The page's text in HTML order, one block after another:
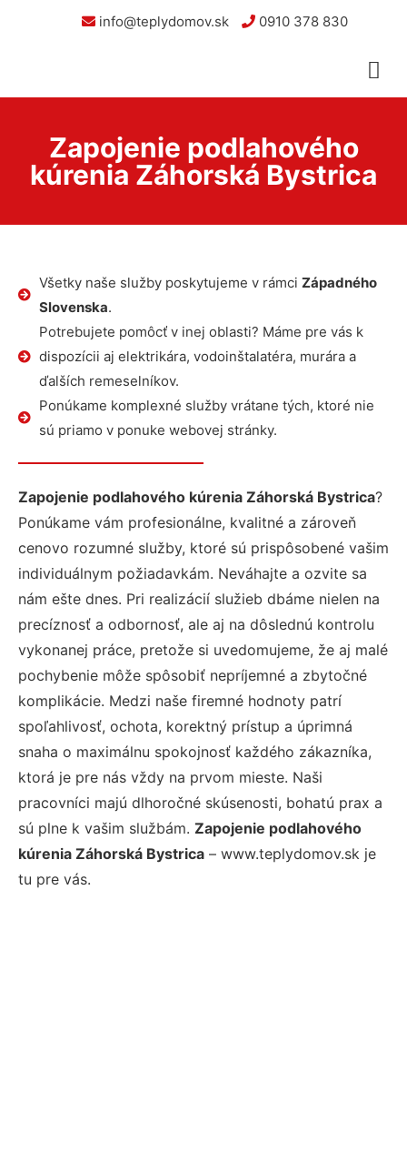
info@teplydomov.sk 0910 378 830
Zapojenie podlahového
kúrenia Záhorská Bystrica
Všetky naše služby poskytujeme v rámci Západného
Slovenska.
Potrebujete pomôcť v inej oblasti? Máme pre vás k
dispozícii aj elektrikára, vodoinštalatéra, murára a
ďalších remeselníkov.
Ponúkame komplexné služby vrátane tých, ktoré nie
sú priamo v ponuke webovej stránky.
Zapojenie podlahového kúrenia Záhorská Bystrica?
Ponúkame vám profesionálne, kvalitné a zároveň
cenovo rozumné služby, ktoré sú prispôsobené vašim
individuálnym požiadavkám. Neváhajte a ozvite sa
nám ešte dnes. Pri realizácií služieb dbáme nielen na
precíznosť a odbornosť, ale aj na dôslednú kontrolu
vykonanej práce, pretože si uvedomujeme, že aj malé
pochybenie môže spôsobiť nepríjemné a zbytočné
komplikácie. Medzi naše firemné hodnoty patrí
spoľahlivosť, ochota, korektný prístup a úprimná
snaha o maximálnu spokojnosť každého zákazníka,
ktorá je pre nás vždy na prvom mieste. Naši
pracovníci majú dlhoročné skúsenosti, bohatú prax a
sú plne k vašim službám. Zapojenie podlahového
kúrenia Záhorská Bystrica – www.teplydomov.sk je
tu pre vás.